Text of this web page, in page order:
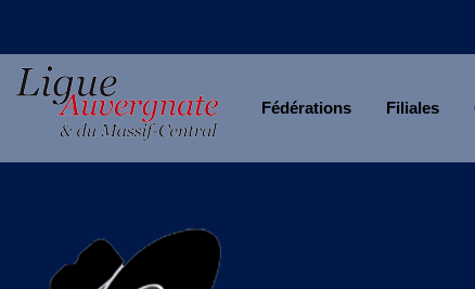
Fédérations Filiales